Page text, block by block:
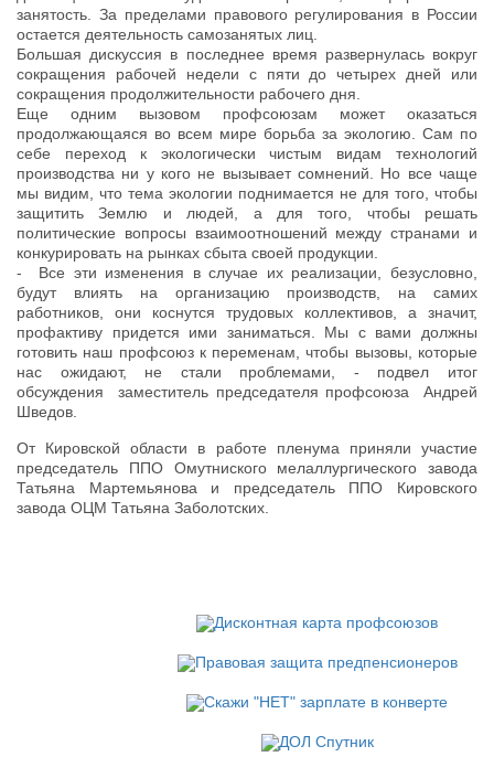
занятость. За пределами правового регулирования в России
остается деятельность самозанятых лиц.
Большая дискуссия в последнее время развернулась вокруг
сокращения рабочей недели с пяти до четырех дней или
сокращения продолжительности рабочего дня.
Еще одним вызовом профсоюзам может оказаться
продолжающаяся во всем мире борьба за экологию. Сам по
себе переход к экологически чистым видам технологий
производства ни у кого не вызывает сомнений. Но все чаще
мы видим, что тема экологии поднимается не для того, чтобы
защитить Землю и людей, а для того, чтобы решать
политические вопросы взаимоотношений между странами и
конкурировать на рынках сбыта своей продукции.
- Все эти изменения в случае их реализации, безусловно,
будут влиять на организацию производств, на самих
работников, они коснутся трудовых коллективов, а значит,
профактиву придется ими заниматься. Мы с вами должны
готовить наш профсоюз к переменам, чтобы вызовы, которые
нас ожидают, не стали проблемами, - подвел итог
обсуждения заместитель председателя профсоюза Андрей
Шведов.
От Кировской области в работе пленума приняли участие
председатель ППО Омутниского мелаллургического завода
Татьяна Мартемьянова и председатель ППО Кировского
завода ОЦМ Татьяна Заболотских.